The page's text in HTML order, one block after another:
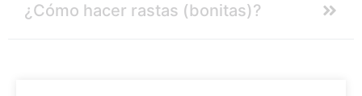
¿Cómo hacer rastas (bonitas)?